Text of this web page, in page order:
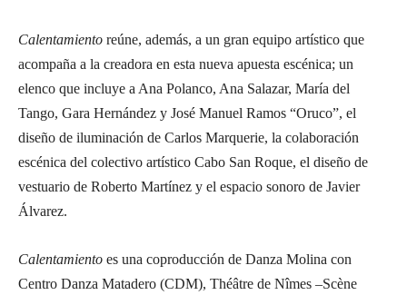
Calentamiento reúne, además, a un gran equipo artístico que
acompaña a la creadora en esta nueva apuesta escénica; un
elenco que incluye a Ana Polanco, Ana Salazar, María del
Tango, Gara Hernández y José Manuel Ramos “Oruco”, el
diseño de iluminación de Carlos Marquerie, la colaboración
escénica del colectivo artístico Cabo San Roque, el diseño de
vestuario de Roberto Martínez y el espacio sonoro de Javier
Álvarez.
Calentamiento es una coproducción de Danza Molina con
Centro Danza Matadero (CDM), Théâtre de Nîmes –Scène